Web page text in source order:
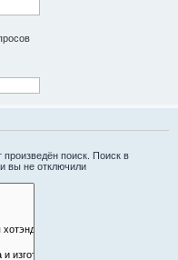
поиск. Поиск в
вы не отключили